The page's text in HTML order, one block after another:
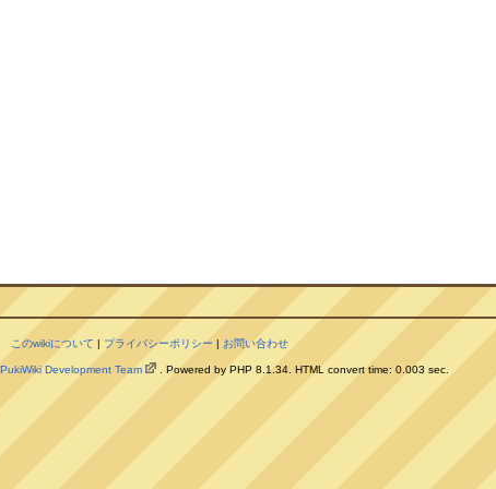
このwikiについて | プライバシーポリシー | お問い合わせ
PukiWiki Development Team . Powered by PHP 8.1.34. HTML convert time: 0.003 sec.